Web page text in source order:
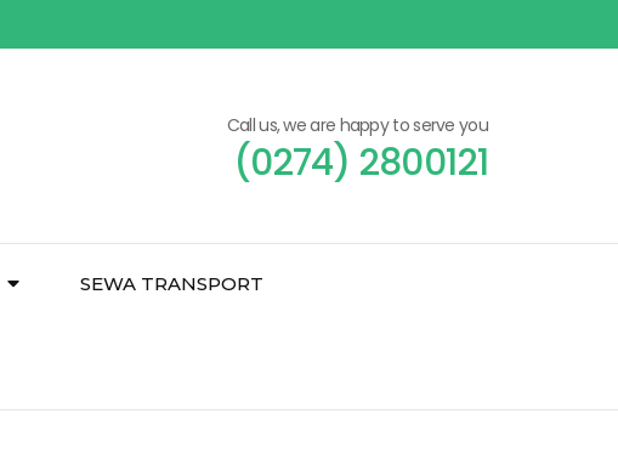
Call us, we are happy to serve you
(0274) 2800121
SEWA TRANSPORT